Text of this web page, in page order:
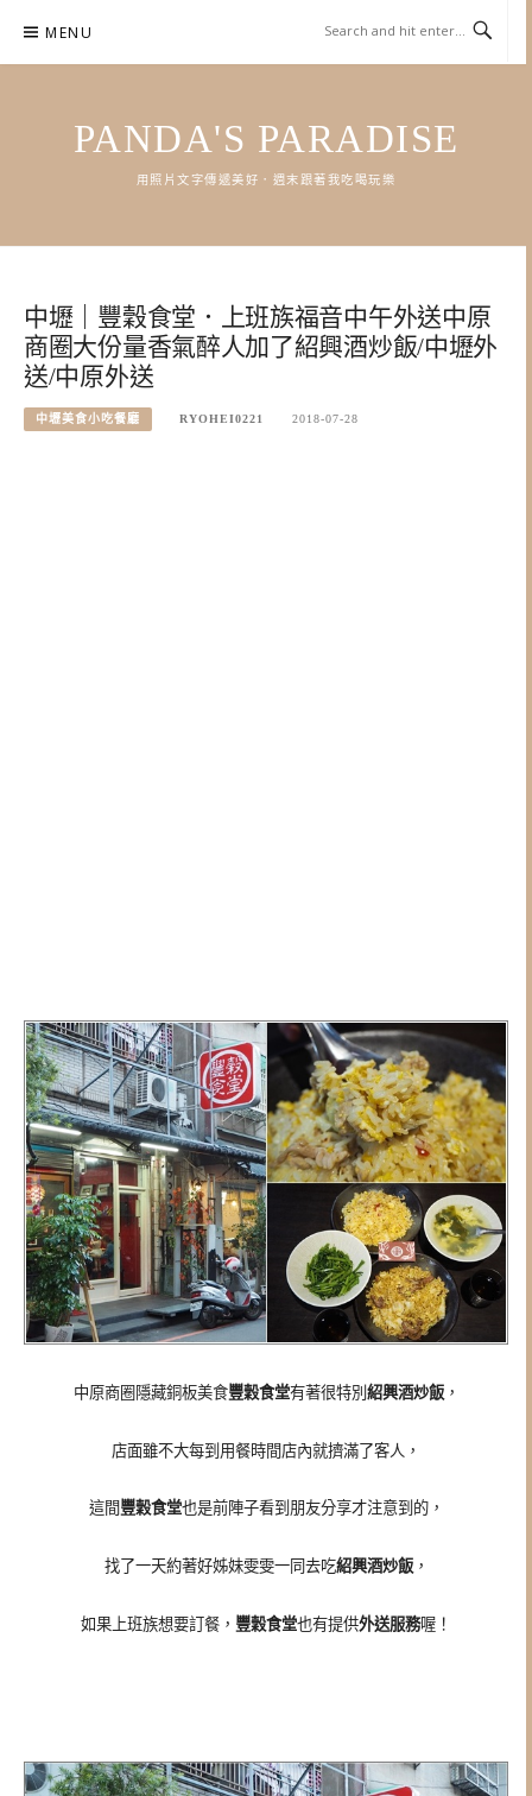
content
MENU
PANDA'S PARADISE
用照片文字傳遞美好．週末跟著我吃喝玩樂
中壢｜豐穀食堂．上班族福音中午外送中原
商圈大份量香氣醉人加了紹興酒炒飯/中壢外
送/中原外送
中壢美食小吃餐廳 RYOHEI0221 2018-07-28
中原商圈隱藏銅板美食豐穀食堂有著很特別 紹興酒炒飯，
店面雖不大每到用餐時間店內就擠滿了客人，
這間豐穀食堂也是前陣子看到朋友分享才注意到的，
找了一天約著好姊妹雯雯一同去吃紹興酒炒飯，
如果上班族想要訂餐， 豐穀食堂也有提供外送服務喔！